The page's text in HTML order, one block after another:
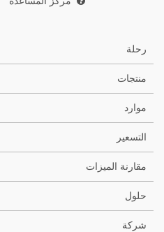
رحلة
منتجات
موارد
التسعير
مقارنة الميزات
حلول
شركة